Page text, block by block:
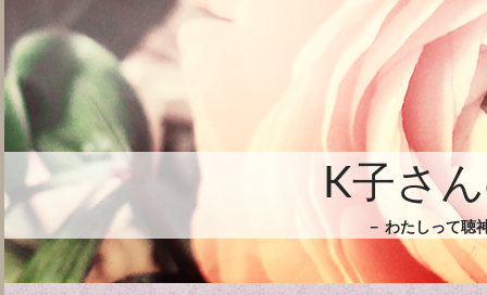
K子さ
－ わたしって聴